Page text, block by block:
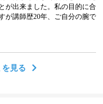
が出来ました。私の目的に合
が講師歴20年、ご自分の腕で
見る